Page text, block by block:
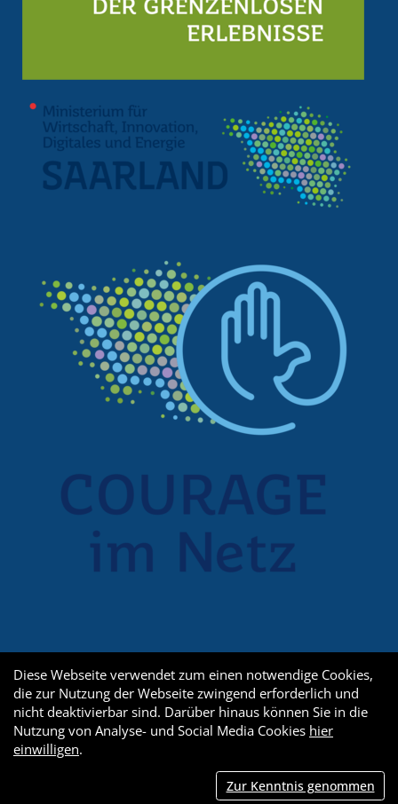
Diese Webseite verwendet zum einen notwendige Cookies,
die zur Nutzung der Webseite zwingend erforderlich und
nicht deaktivierbar sind. Darüber hinaus können Sie in die
Nutzung von Analyse- und Social Media Cookies hier
einwilligen.
Zur Kenntnis genommen